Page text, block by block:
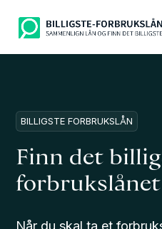
BILLIGSTE FORBRUKSLÅN
Finn det
forbrukslånet
Når du skal ta et